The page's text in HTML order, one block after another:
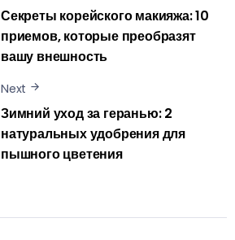
Секреты корейского макияжа: 10
приемов, которые преобразят
вашу внешность
Next
Зимний уход за геранью: 2
натуральных удобрения для
пышного цветения